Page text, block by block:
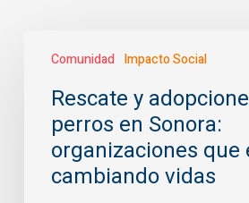
Comunidad Impacto Social
perros
Sonora:
organizaciones
Rescate y
perros en Sonora:
organizaciones que
cambiando vidas